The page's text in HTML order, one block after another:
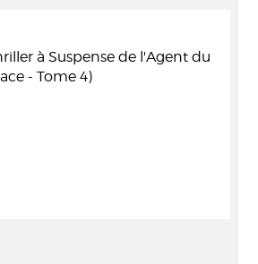
à Suspense de l'Agent du
- Tome 4)